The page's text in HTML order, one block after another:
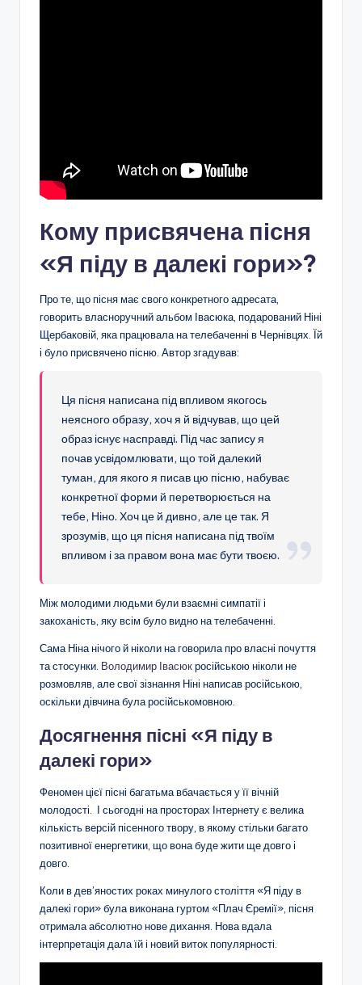
Кому присвячена пісня
«Я піду в далекі гори»?
Про те, що пісня має свого конкретного адресата,
говорить власноручний альбом Івасюка, подарований Ніні
Щербаковій, яка працювала на телебаченні в Чернівцях. Їй
і було присвячено пісню. Автор згадував:
Ця пісня написана під впливом якогось
неясного образу, хоч я й відчував, що цей
образ існує насправді. Під час запису я
почав усвідомлювати, що той далекий
туман, для якого я писав цю пісню, набуває
конкретної форми й перетворюється на
тебе, Ніно. Хоч це й дивно, але це так. Я
зрозумів, що ця пісня написана під твоїм
впливом і за правом вона має бути твоєю.
Між молодими людьми були взаємні симпатії і
закоханість, яку всім було видно на телебаченні.
Сама Ніна нічого й ніколи на говорила про власні почуття
та стосунки. Володимир Івасюкросійською ніколи не
розмовляв, але свої зізнання Ніні написав російською,
оскільки дівчина була російськомовною.
Досягнення пісні «Я піду в
далекі гори»
Феномен цієї пісні багатьма вбачається у її вічній
молодості. І сьогодні на просторах Інтернету є велика
кількість версій пісенного твору, в якому стільки багато
позитивної енергетики, що вона буде жити ще довго і
довго.
Коли в дев’яностих роках минулого століття «Я піду в
далекі гори» була виконана гуртом «Плач Єремії», пісня
отримала абсолютно нове дихання. Нова вдала
інтерпретація дала їй і новий виток популярності.